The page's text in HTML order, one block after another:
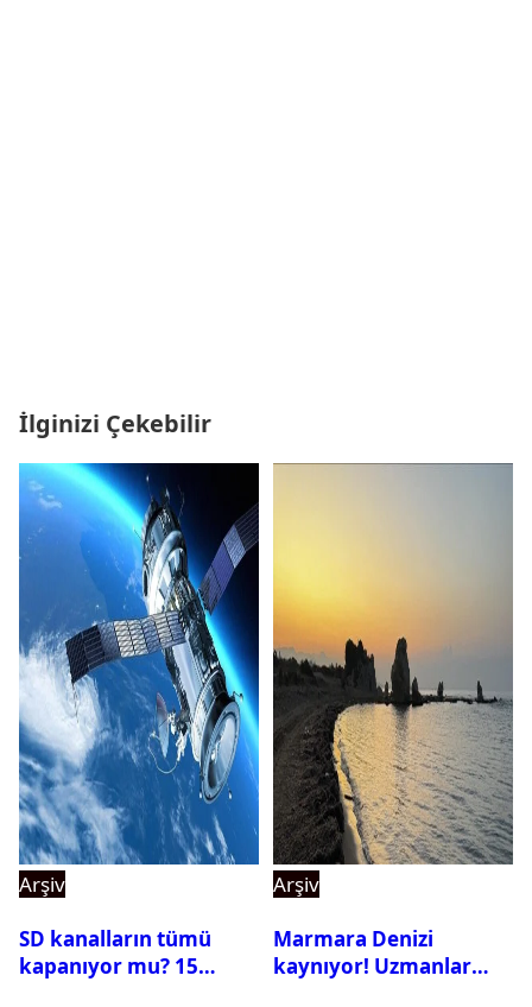
İlginizi Çekebilir
Arşiv
SD kanalların tümü
kapanıyor mu? 15
Arşiv
Marmara Denizi
kaynıyor! Uzmanlar